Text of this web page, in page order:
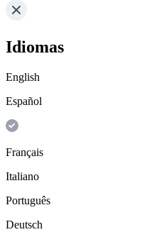
Idiomas
English
Español
Français
Italiano
Português
Deutsch